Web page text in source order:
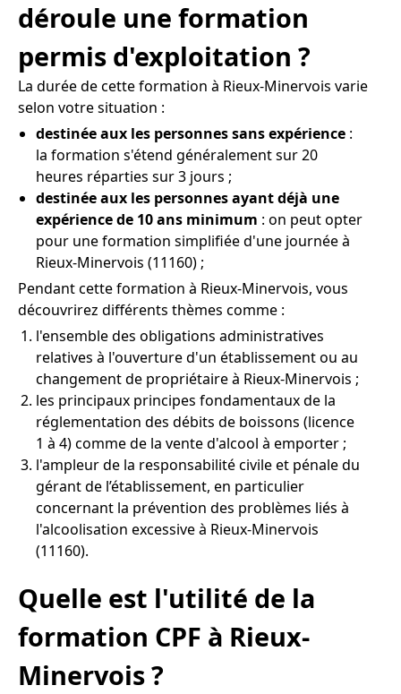
déroule une formation
permis d'exploitation ?
La durée de cette formation à Rieux-Minervois varie
selon votre situation :
destinée aux les personnes sans expérience :
la formation s'étend généralement sur 20
heures réparties sur 3 jours ;
destinée aux les personnes ayant déjà une
expérience de 10 ans minimum : on peut opter
pour une formation simplifiée d'une journée à
Rieux-Minervois (11160) ;
Pendant cette formation à Rieux-Minervois, vous
découvrirez différents thèmes comme :
l'ensemble des obligations administratives
relatives à l'ouverture d'un établissement ou au
changement de propriétaire à Rieux-Minervois ;
les principaux principes fondamentaux de la
réglementation des débits de boissons (licence
1 à 4) comme de la vente d'alcool à emporter ;
l'ampleur de la responsabilité civile et pénale du
gérant de l’établissement, en particulier
concernant la prévention des problèmes liés à
l'alcoolisation excessive à Rieux-Minervois
(11160).
Quelle est l'utilité de la
formation CPF à Rieux-
Minervois ?